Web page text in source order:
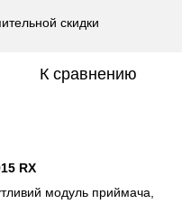
скидки
К сравнению
RX
модуль приймача,